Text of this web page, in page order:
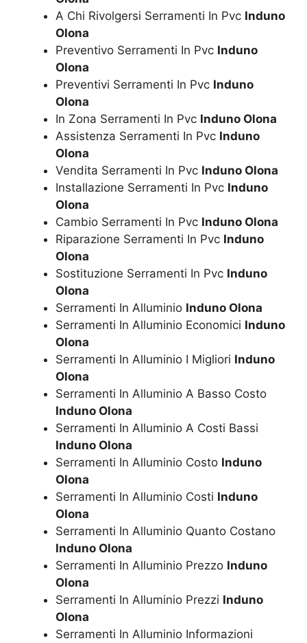
A Chi Rivolgersi Serramenti In Pvc Induno
Olona
Preventivo Serramenti In Pvc Induno
Olona
Preventivi Serramenti In Pvc Induno
Olona
In Zona Serramenti In Pvc Induno Olona
Assistenza Serramenti In Pvc Induno
Olona
Vendita Serramenti In Pvc Induno Olona
Installazione Serramenti In Pvc Induno
Olona
Cambio Serramenti In Pvc Induno Olona
Riparazione Serramenti In Pvc Induno
Olona
Sostituzione Serramenti In Pvc Induno
Olona
Serramenti In Alluminio Induno Olona
Serramenti In Alluminio Economici Induno
Olona
Serramenti In Alluminio I Migliori Induno
Olona
Serramenti In Alluminio A Basso Costo
Induno Olona
Serramenti In Alluminio A Costi Bassi
Induno Olona
Serramenti In Alluminio Costo Induno
Olona
Serramenti In Alluminio Costi Induno
Olona
Serramenti In Alluminio Quanto Costano
Induno Olona
Serramenti In Alluminio Prezzo Induno
Olona
Serramenti In Alluminio Prezzi Induno
Olona
Serramenti In Alluminio Informazioni